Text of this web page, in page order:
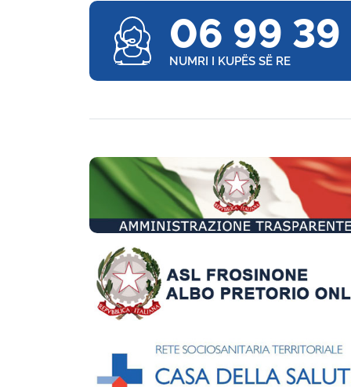
06 99 39
NUMRI I KUPËS SË RE